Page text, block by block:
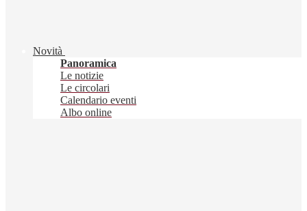
Novità
Panoramica
Le notizie
Le circolari
Calendario eventi
Albo online